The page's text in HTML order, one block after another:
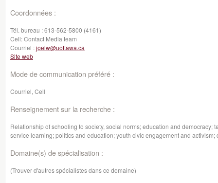
Coordonnées :
Tél. bureau :613-562-5800 (4161)
Cell:Contact Media team
Courriel :joelw@uottawa.ca
Site web
Mode de communication préféré :
Courriel, Cell
Renseignement sur la recherche :
Relationship of schooling to society, social norms; education and democracy;
service learning; politics and education; youth civic engagement and
Domaine(s) de spécialisation :
(Trouver d'autres spécialistes dans ce domaine)